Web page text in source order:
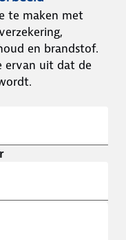
te maken met
en brandstof.
ervan uit dat de